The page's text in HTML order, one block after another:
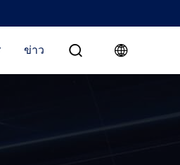
ข่าว